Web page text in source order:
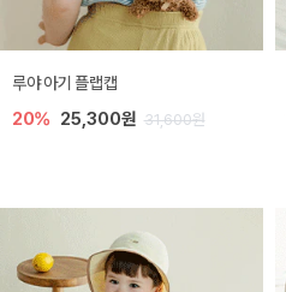
루야 아기 플랩캡
20% 25,300원 31,600원